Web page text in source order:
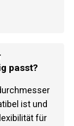
passt?
ist und
für